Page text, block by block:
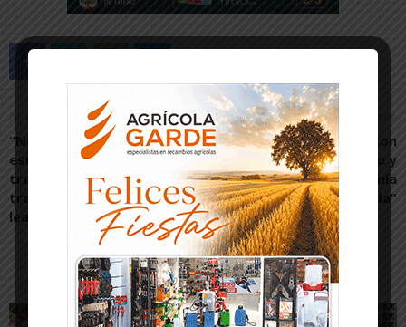
Artículo anterior
“Nuestro proyecto
estrella es seguir
trabajando con
transparencia, honradez,
lealtad y principios”
Artículo siguiente
“La localidad cuenta con
un proyecto de futuro y
con una economía
saneada”
Artículos relacionados Más del autor